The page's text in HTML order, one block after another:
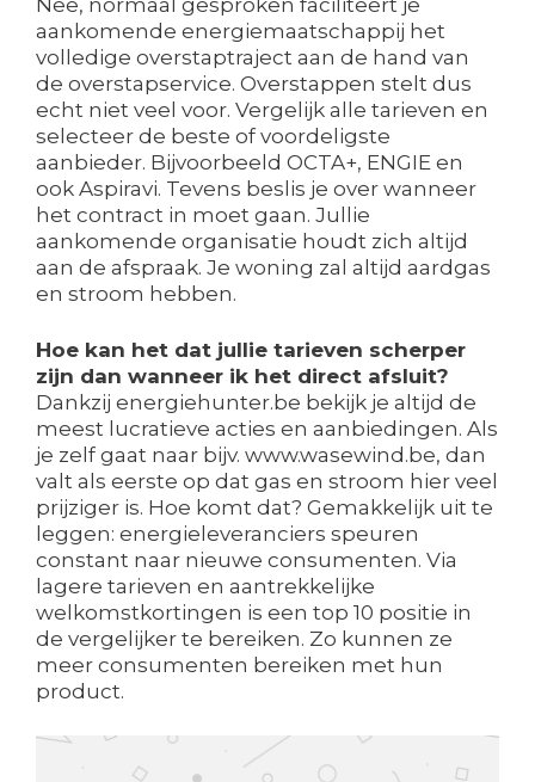
aankomende energiemaatschappij het
volledige overstaptraject aan de hand van
de overstapservice. Overstappen stelt dus
echt niet veel voor. Vergelijk alle tarieven en
selecteer de beste of voordeligste
aanbieder. Bijvoorbeeld OCTA+, ENGIE en
ook Aspiravi. Tevens beslis je over wanneer
het contract in moet gaan. Jullie
aankomende organisatie houdt zich altijd
aan de afspraak. Je woning zal altijd aardgas
en stroom hebben.
Hoe kan het dat jullie tarieven scherper
zijn dan wanneer ik het direct afsluit?
Dankzij energiehunter.be bekijk je altijd de
meest lucratieve acties en aanbiedingen. Als
je zelf gaat naar bijv. www.wasewind.be, dan
valt als eerste op dat gas en stroom hier veel
prijziger is. Hoe komt dat? Gemakkelijk uit te
leggen: energieleveranciers speuren
constant naar nieuwe consumenten. Via
lagere tarieven en aantrekkelijke
welkomstkortingen is een top 10 positie in
de vergelijker te bereiken. Zo kunnen ze
meer consumenten bereiken met hun
product.